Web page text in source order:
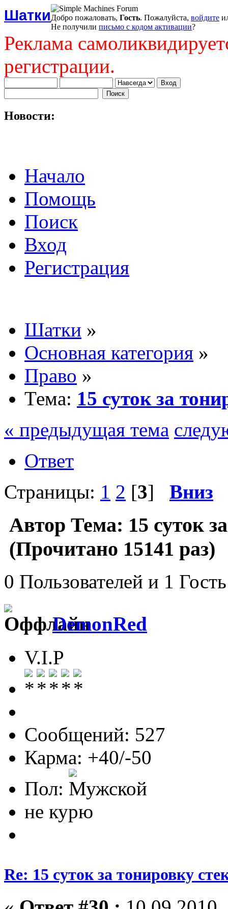
ШаткиДобро пожаловать, Гость. Пожалуйста, войдите
Не получили письмо с кодом активации?
Реклама
регистрации.
Новости:
Начало
Помощь
Поиск
Вход
Регистрация
Шатки »
Основная категория »
Право »
Тема: 15 суток за
« предыдущая тема
Ответ
Страницы: 1 2 [3] Вниз
Автор Тема: 15 суток
(Прочитано 15141 раз)
0 Пользователей и 1
DemonRed
V.I.P
Сообщений: 527
Карма: +40/-50
Пол:
не курю
Re: 15 суток за тонировку